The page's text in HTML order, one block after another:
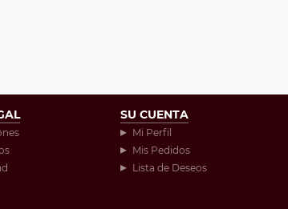
SU CUENTA
Mi Perfil
Mis Pedidos
Lista de Deseos